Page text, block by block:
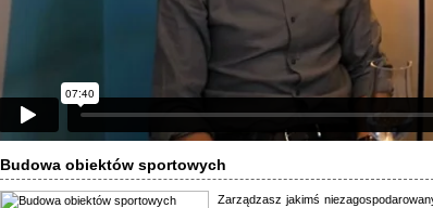
Budowa obiektów sportowych
Zarządzasz jakimś